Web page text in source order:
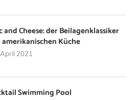
and Cheese: der Beilagenklassiker
Küche
2021
Swimming Pool